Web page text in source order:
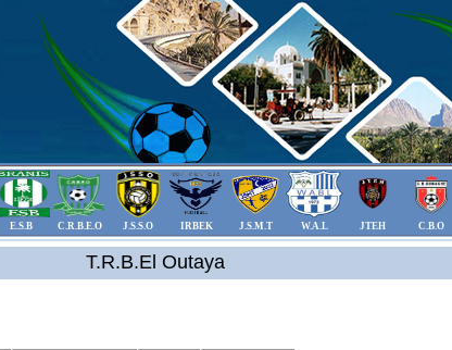
E.S.B C.R.B.E.O J.S.S.O IRBEK J.S.M.T W.A.L JTEH C.B.O
T.R.B.El Outaya